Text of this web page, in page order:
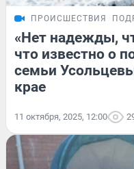
ПРОИСШЕСТВИЯ
«Нет надежды,
что известно о
семьи
крае
11 октября, 2025, 12:00